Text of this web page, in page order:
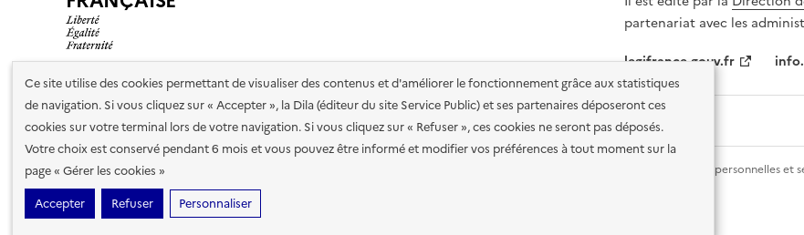
Ce site utilise des cookies permettant de visualiser des contenus et d'améliorer le fonctionnement grâce aux statistiques
de navigation. Si vous cliquez sur « Accepter », la Dila (éditeur du site Service Public) et ses partenaires déposeront ces
cookies sur votre terminal lors de votre navigation. Si vous cliquez sur « Refuser », ces cookies ne seront pas déposés.
Votre choix est conservé pendant 6 mois et vous pouvez être informé et modifier vos préférences à tout moment sur la
page « Gérer les cookies »
Accepter
Refuser Personnaliser
partenariat avec les
legifrance.gouv.fr
Nos partenaires
Plan du site Accessibilité : totalement conforme Données personnelles et
cookies